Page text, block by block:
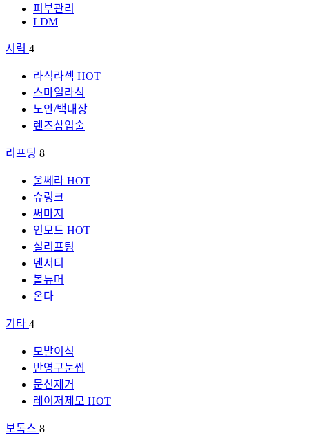
피부관리
LDM
시력 4
라식라섹 HOT
스마일라식
노안/백내장
렌즈삽입술
리프팅 8
울쎄라 HOT
슈링크
써마지
인모드 HOT
실리프팅
덴서티
볼뉴머
온다
기타 4
모발이식
반영구눈썹
문신제거
레이저제모 HOT
보톡스 8